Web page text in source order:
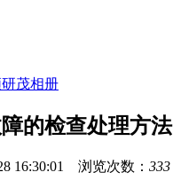
研茂相册
的检查处理方法
16:30:01 浏览次数： 333